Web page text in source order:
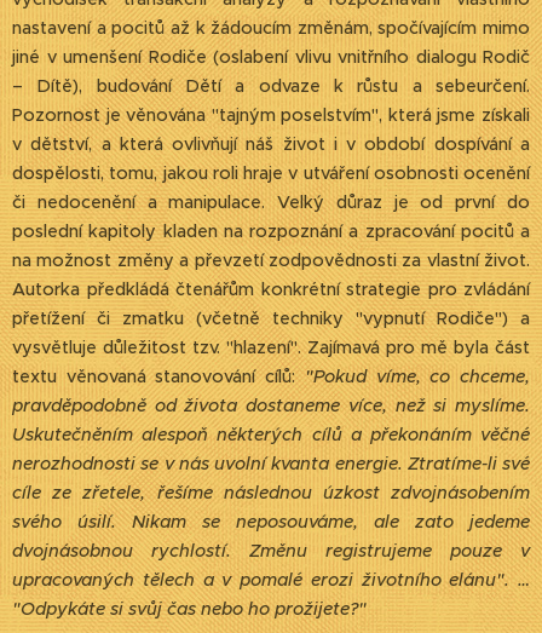
nastavení a pocitů až k žádoucím změnám, spočívajícím mimo
jiné v umenšení Rodiče (oslabení vlivu vnitřního dialogu Rodič
– Dítě), budování Dětí a odvaze k růstu a sebeurčení.
Pozornost je věnována "tajným poselstvím", která jsme získali
v dětství, a která ovlivňují náš život i v období dospívání a
dospělosti, tomu, jakou roli hraje v utváření osobnosti ocenění
či nedocenění a manipulace. Velký důraz je od první do
poslední kapitoly kladen na rozpoznání a zpracování pocitů a
na možnost změny a převzetí zodpovědnosti za vlastní život.
Autorka předkládá čtenářům konkrétní strategie pro zvládání
přetížení či zmatku (včetně techniky "vypnutí Rodiče") a
vysvětluje důležitost tzv. "hlazení". Zajímavá pro mě byla část
textu věnovaná stanovování cílů:"Pokud víme, co chceme,
pravděpodobně od života dostaneme více, než si myslíme.
Uskutečněním alespoň některých cílů a překonáním věčné
nerozhodnosti se v nás uvolní kvanta energie. Ztratíme-li své
cíle ze zřetele, řešíme následnou úzkost zdvojnásobením
svého úsilí. Nikam se neposouváme, ale zato jedeme
dvojnásobnou rychlostí. Změnu registrujeme pouze v
upracovaných tělech a v pomalé erozi životního elánu". …
"Odpykáte si svůj čas nebo ho prožijete?"